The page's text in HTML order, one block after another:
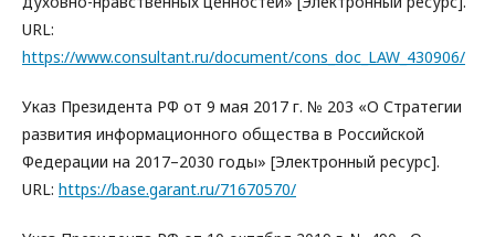
URL:
https://www.consultant.ru/document/cons_doc_LAW_430906/
Указ Президента РФ от 9 мая 2017 г. № 203 «О Стратегии
развития информационного общества в Российской
Федерации на 2017–2030 годы» [Электронный ресурс].
URL: https://base.garant.ru/71670570/